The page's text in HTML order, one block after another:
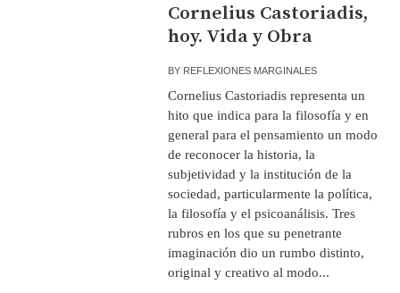
Cornelius Castoriadis,
hoy. Vida y Obra
BY REFLEXIONES MARGINALES
Cornelius Castoriadis representa un
hito que indica para la filosofía y en
general para el pensamiento un modo
de reconocer la historia, la
subjetividad y la institución de la
sociedad, particularmente la política,
la filosofía y el psicoanálisis. Tres
rubros en los que su penetrante
imaginación dio un rumbo distinto,
original y creativo al modo...